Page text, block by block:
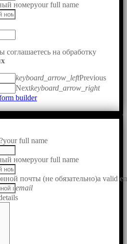
номерyour full name
на обработку
keyboard_arrow_leftPrevious
Nextkeyboard_arrow_right
builder
your full name
номерyour full name
почты (не обязательно)a valid
email